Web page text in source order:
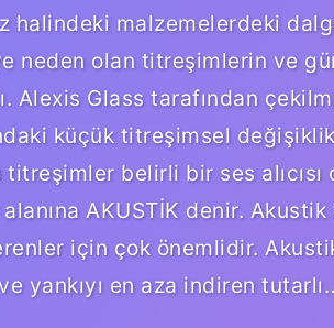
halindeki malzemelerdeki
neden olan titreşimlerin ve
Alexis Glass tarafından
küçük titreşimsel
belirli bir ses alıcısı
AKUSTİK denir.
için çok önemlidir.
ve yankıyı en aza indiren